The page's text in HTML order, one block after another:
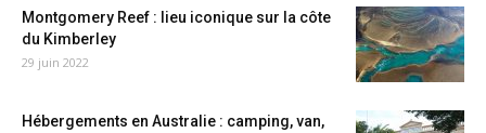
Montgomery Reef : lieu iconique sur la côte
du Kimberley
29 juin 2022
Hébergements en Australie : camping, van,